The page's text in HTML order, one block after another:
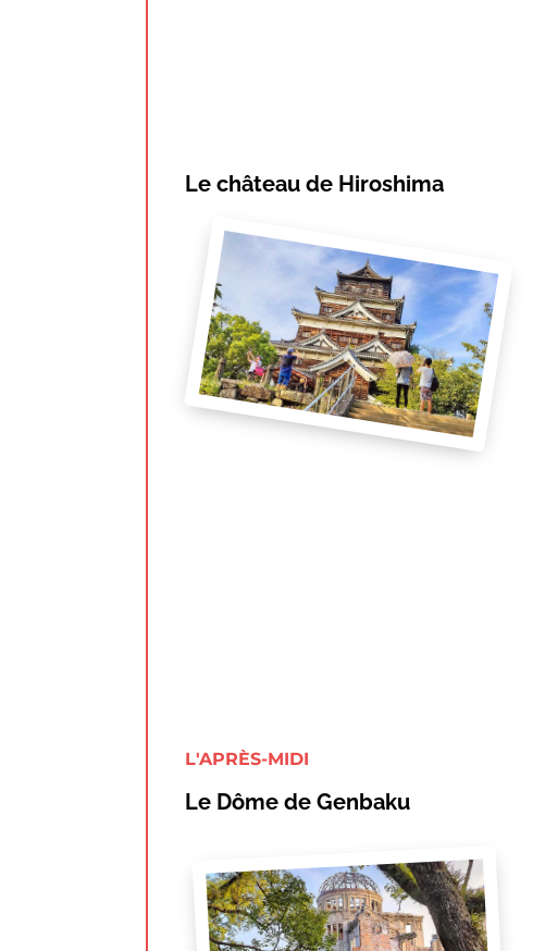
Le château de Hiroshima
L'APRÈS-MIDI
Le Dôme de Genbaku